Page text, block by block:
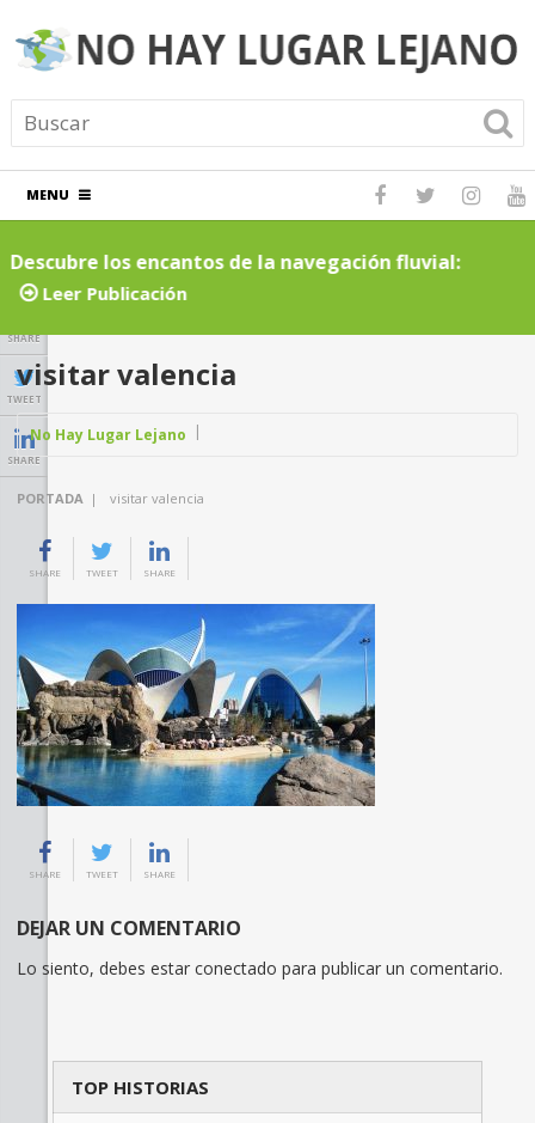
MENU
Descubre los encantos de la navegación fluvial:
cruceros por ríos inolvidables
Leer Publicación
SHARE
TWEET
SHARE
visitar valencia
No Hay Lugar Lejano
PORTADA | visitar valencia
SHARE TWEET SHARE
SHARE TWEET SHARE
DEJAR UN COMENTARIO
Lo siento, debes estar conectado para publicar un comentario.
TOP HISTORIAS